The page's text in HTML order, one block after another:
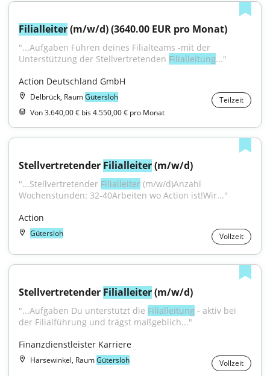
Filialleiter (m/w/d) (3640.00 EUR pro Monat)
"...Aufgaben Führen deines Filialteams -mit der
Unterstützung der Stellvertretenden Filialleitung..."
Action Deutschland GmbH
Delbrück, RaumGütersloh
Teilzeit
Von 3.640,00 € bis 4.550,00 € pro Monat
Stellvertretender Filialleiter (m/w/d)
"...Stellvertretender Filialleiter (m/w/d)Anzahl
Wochenstunden: 32-40Arbeiten wo Action ist!Wir..."
Action
Gütersloh Vollzeit
Stellvertretender Filialleiter (m/w/d)
"...Aufgaben Du unterstützt die Filialleitung - aktiv bei
der Filialführung und trägst maßgeblich..."
Finanzdienstleister Karriere
Harsewinkel, RaumGütersloh Vollzeit